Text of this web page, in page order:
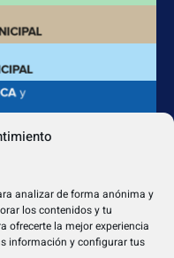
analizar de forma anónima y
los contenidos y tu
ofrecerte la mejor experiencia
información y configurar tus